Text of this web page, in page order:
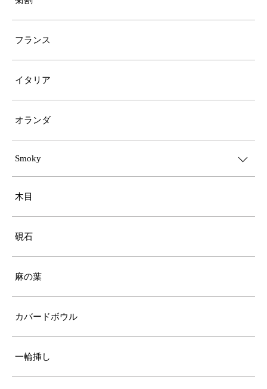
フランス
イタリア
オランダ
Smoky
木目
硯石
麻の葉
カバードボウル
一輪挿し